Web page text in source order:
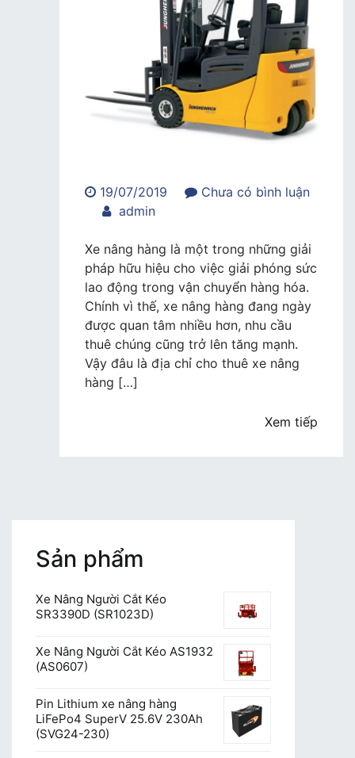
19/07/2019
Chưa có bình luận
trong
bạn
địa
chỉ
cho
thuê
xe
nâng
hàng
admin
Xe nâng hàng là một trong những giải
pháp hữu hiệu cho việc giải phóng sức
lao động trong vận chuyển hàng hóa.
Chính vì thế, xe nâng hàng đang ngày
được quan tâm nhiều hơn, nhu cầu
thuê chúng cũng trở lên tăng mạnh.
Vậy đâu là địa chỉ cho thuê xe nâng
hàng […]
Xem tiếp
Sản phẩm
Xe Nâng Người Cắt Kéo
SR3390D (SR1023D)
Xe Nâng Người Cắt Kéo AS1932
(AS0607)
Pin Lithium xe nâng hàng
LiFePo4 SuperV 25.6V 230Ah
(SVG24-230)